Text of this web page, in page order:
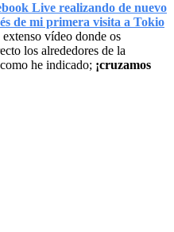
Live realizando de nuevo
de mi primera visita a Tokio
vídeo donde os
los alrededores de la
he indicado; ¡cruzamos